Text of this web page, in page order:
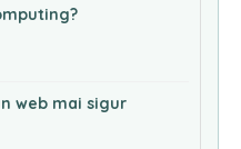
web mai sigur